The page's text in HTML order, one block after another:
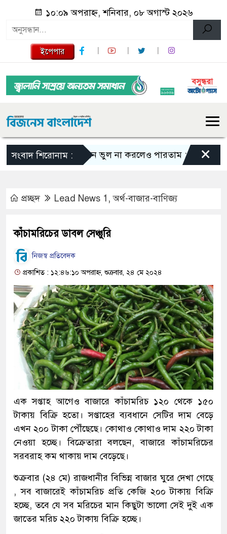
১০:০৯ অপরাহ্ন, শনিবার, ০৮ অগাস্ট ২০২৬
ইপেপার
সংবাদ শিরোনাম :এমন ভুল না করলেও পারতাম : শাকিব খান×
প্রচ্ছদ Lead News 1 ,অর্থ-বাজার-বাণিজ্য
কাঁচামরিচের ডাবল সেঞ্চুরি
নিজস্ব প্রতিবেদক
প্রকাশিত : ১২:৪৬:১০ অপরাহ্ন, শুক্রবার, ২৪ মে ২০২৪
এক সপ্তাহ আগেও বাজারে কাঁচামরিচ ১২০ থেকে ১৫০
টাকায় বিক্রি হতো। সপ্তাহের ব্যবধানে সেটির দাম বেড়ে
এখন ২০০ টাকা পৌঁছেছে। কোথাও কোথাও দাম ২২০ টাকা
নেওয়া হচ্ছে। বিক্রেতারা বলছেন, বাজারে কাঁচামরিচের
সরবরাহ কম থাকায় দাম বেড়েছে।
শুক্রবার (২৪ মে) রাজধানীর বিভিন্ন বাজার ঘুরে দেখা গেছে
, সব বাজারেই কাঁচামরিচ প্রতি কেজি ২০০ টাকায় বিক্রি
হচ্ছে, তবে যে সব মরিচের মান কিছুটা ভালো সেই দুই এক
জাতের মরিচ ২২০ টাকায় বিক্রি হচ্ছে।